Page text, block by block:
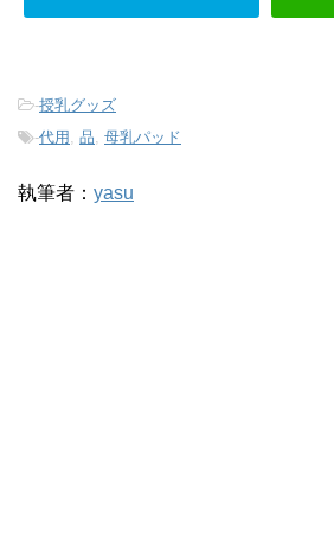
-授乳グッズ
-代用 品 母乳パッド
執筆者： yasu